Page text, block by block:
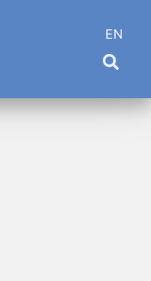
EN